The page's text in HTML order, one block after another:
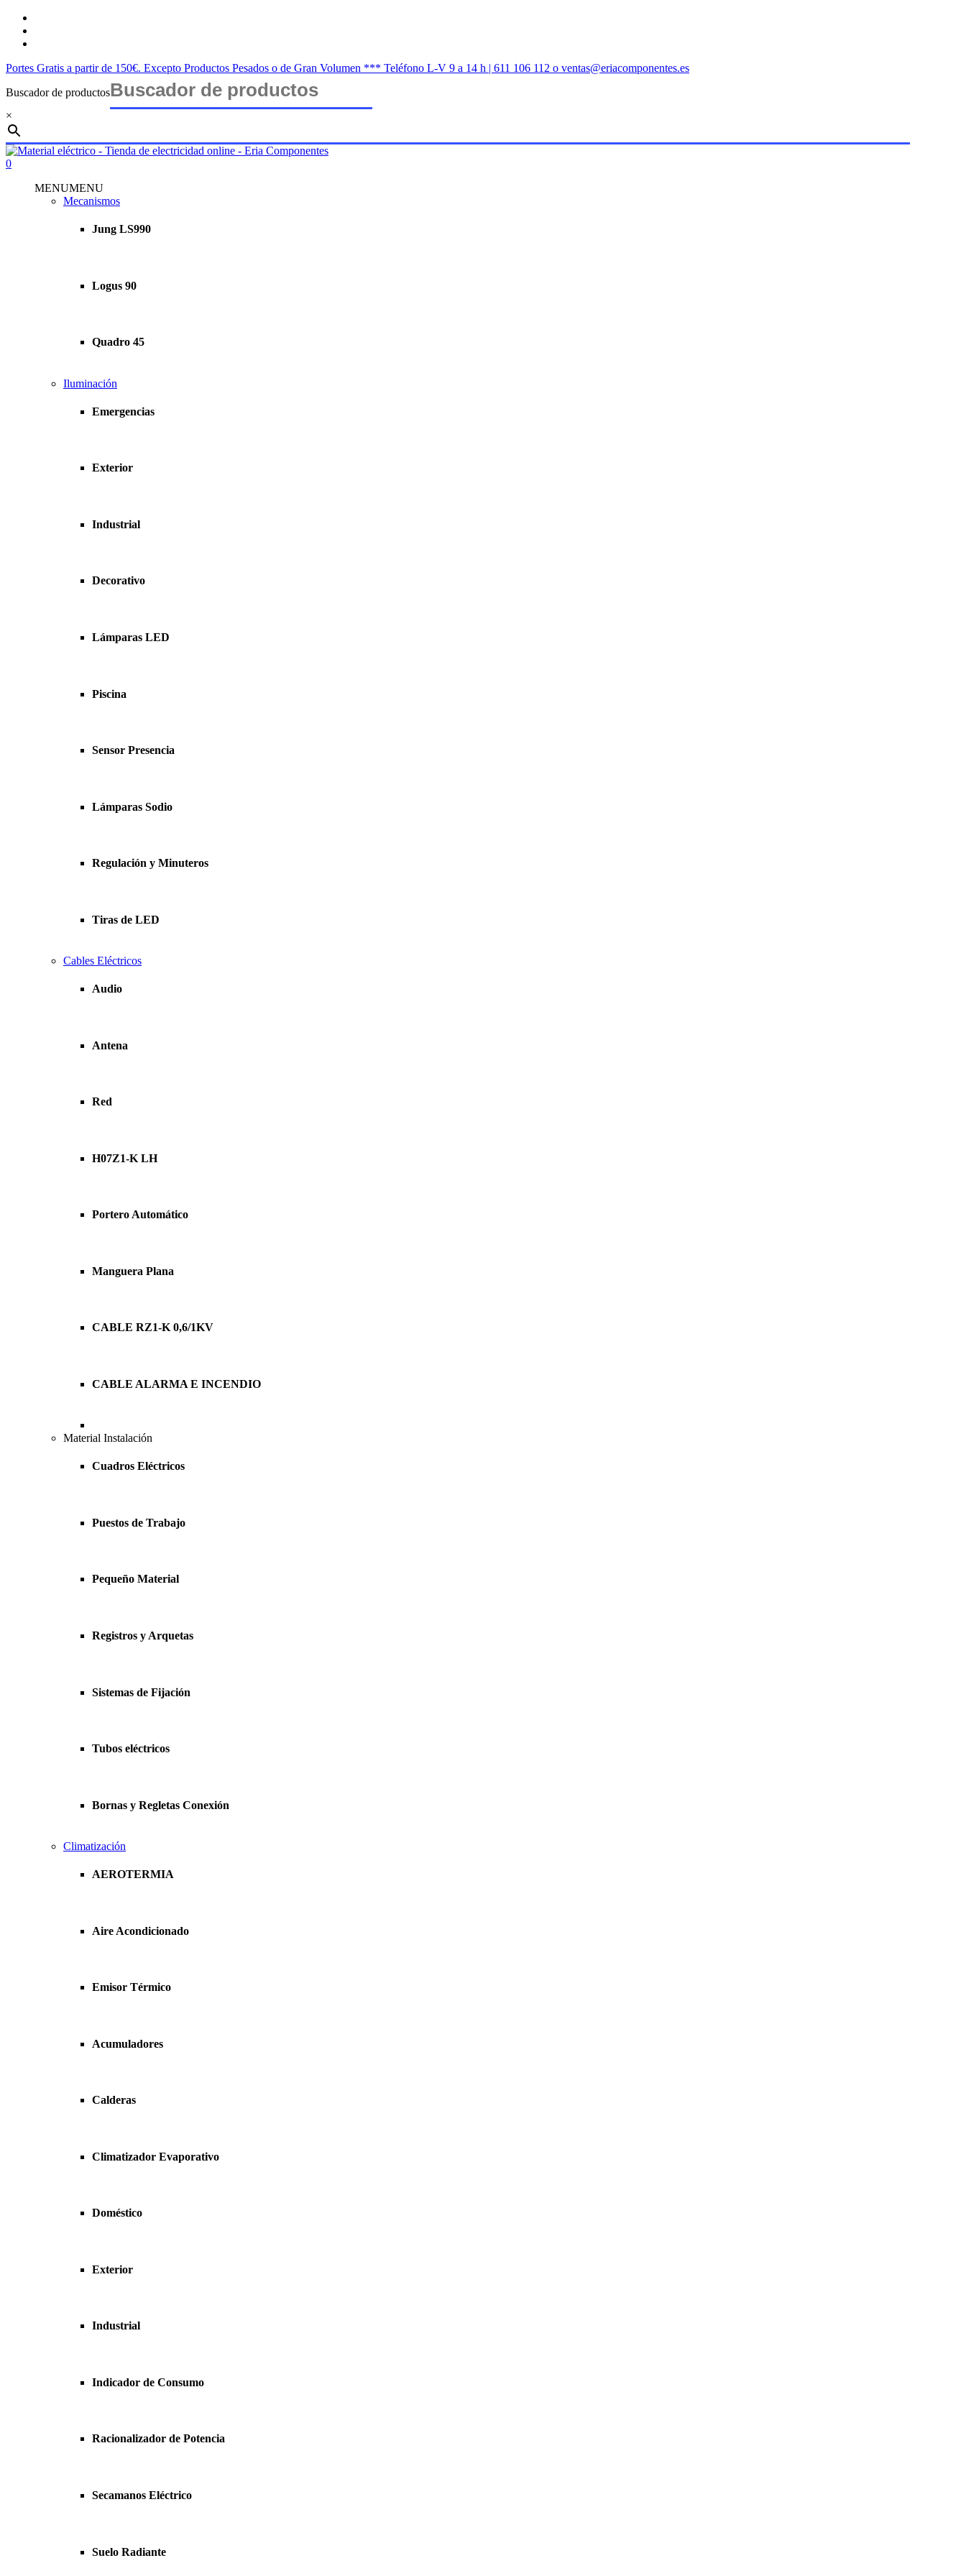
Saltar
contenido
Portes Gratis a partir de 150€. Excepto Productos Pesados o de Gran Volumen *** Teléfono L-V 9 a 14 h | 611 106 112 o ventas@eriacomponentes.es
Buscador de productos
×
Cerrar
búsqueda
buscar
account
0
MENUMENU
Mecanismos
Jung LS990
Logus 90
Quadro 45
Iluminación
Emergencias
Exterior
Industrial
Decorativo
Lámparas LED
Piscina
Sensor Presencia
Lámparas Sodio
Regulación y Minuteros
Tiras de LED
Cables Eléctricos
Audio
Antena
Red
H07Z1-K LH
Portero Automático
Manguera Plana
CABLE RZ1-K 0,6/1KV
CABLE ALARMA E INCENDIO
Material Instalación
Cuadros Eléctricos
Puestos de Trabajo
Pequeño Material
Registros y Arquetas
Sistemas de Fijación
Tubos eléctricos
Bornas y Regletas Conexión
Climatización
AEROTERMIA
Aire Acondicionado
Emisor Térmico
Acumuladores
Calderas
Climatizador Evaporativo
Doméstico
Exterior
Industrial
Indicador de Consumo
Racionalizador de Potencia
Secamanos Eléctrico
Suelo Radiante